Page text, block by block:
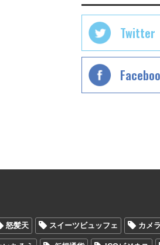
Twitter
怒髪天 スイーツビュッフェ カメ